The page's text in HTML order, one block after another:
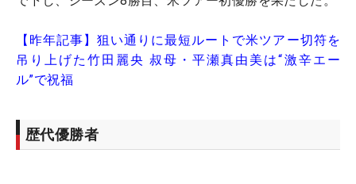
【昨年記事】狙い通りに最短ルートで米ツアー切符を
吊り上げた竹田麗央 叔母・平瀬真由美は“激辛エー
ル”で祝福
歴代優勝者